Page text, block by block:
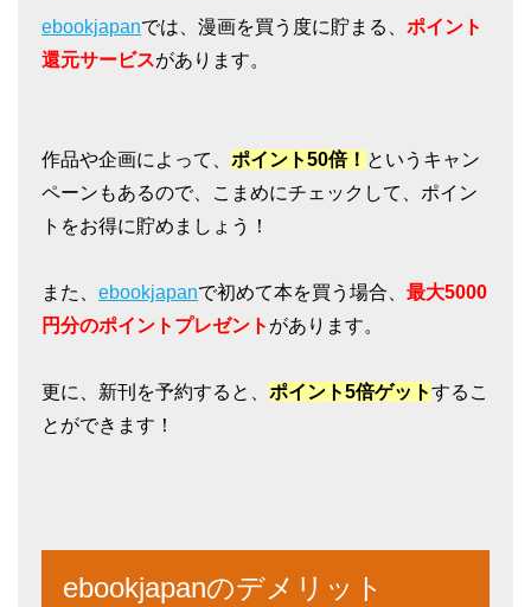
ebookjapanでは、漫画を買う度に貯まる、 ポイント
還元サービスがあります。
作品や企画によって、 ポイント50倍！ というキャン
ペーンもあるので、こまめにチェックして、ポイン
トをお得に貯めましょう！
また、 ebookjapanで初めて本を買う場合、 最大5000
円分のポイントプレゼント があります。
更に、新刊を予約すると、 ポイント5倍ゲットするこ
とができます！
ebookjapanのデメリット